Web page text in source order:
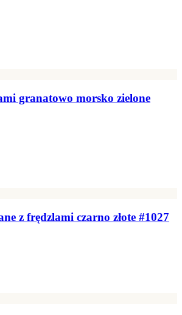
granatowo morsko zielone
z frędzlami czarno złote #1027